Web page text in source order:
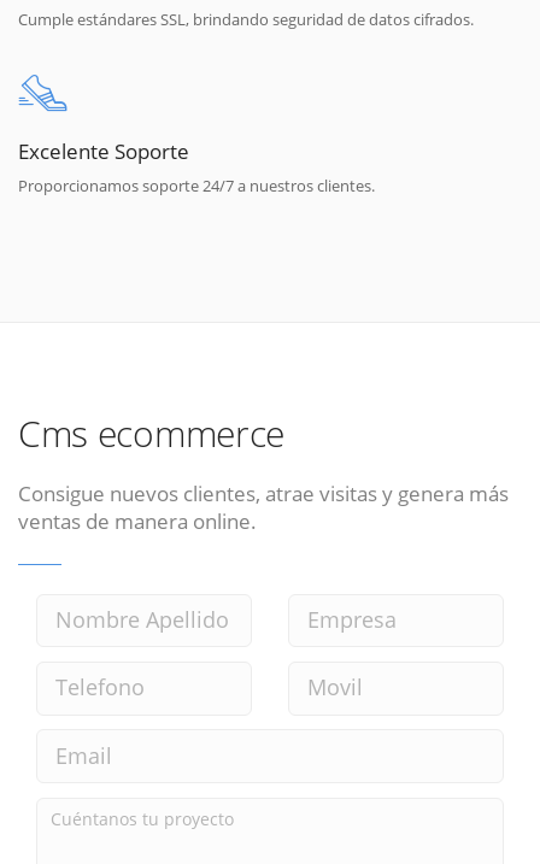
Cumple estándares SSL, brindando seguridad de datos cifrados.
Excelente Soporte
Proporcionamos soporte 24/7 a nuestros clientes.
Cms ecommerce
Consigue nuevos clientes, atrae visitas y genera más
ventas de manera online.